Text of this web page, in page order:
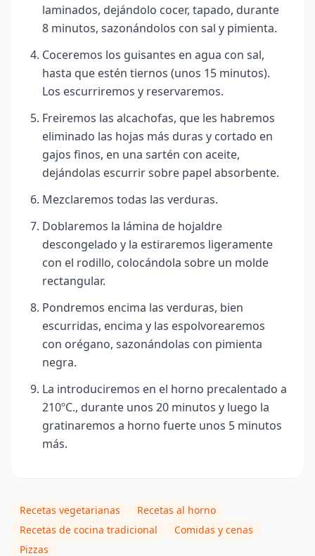
laminados, dejándolo cocer, tapado, durante
8 minutos, sazonándolos con sal y pimienta.
Coceremos los guisantes en agua con sal,
hasta que estén tiernos (unos 15 minutos).
Los escurriremos y reservaremos.
Freiremos las alcachofas, que les habremos
eliminado las hojas más duras y cortado en
gajos finos, en una sartén con aceite,
dejándolas escurrir sobre papel absorbente.
Mezclaremos todas las verduras.
Doblaremos la lámina de hojaldre
descongelado y la estiraremos ligeramente
con el rodillo, colocándola sobre un molde
rectangular.
Pondremos encima las verduras, bien
escurridas, encima y las espolvorearemos
con orégano, sazonándolas con pimienta
negra.
La introduciremos en el horno precalentado a
210ºC., durante unos 20 minutos y luego la
gratinaremos a horno fuerte unos 5 minutos
más.
Recetas vegetarianas
Recetas al horno
Recetas de cocina tradicional
Comidas y cenas
Pizzas